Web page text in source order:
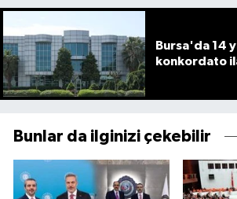
Bursa'da 14
konkordato
Bunlar da ilginizi çekebilir